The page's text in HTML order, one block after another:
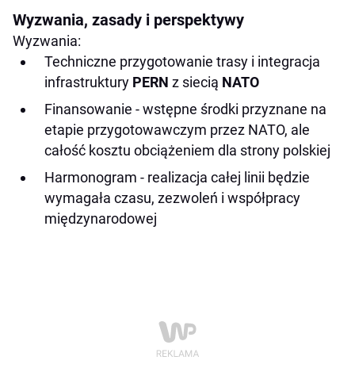
Wyzwania, zasady i perspektywy
Wyzwania:
Techniczne przygotowanie trasy i integracja
infrastruktury PERN z siecią NATO
Finansowanie - wstępne środki przyznane na
etapie przygotowawczym przez NATO, ale
całość kosztu obciążeniem dla strony polskiej
Harmonogram - realizacja całej linii będzie
wymagała czasu, zezwoleń i współpracy
międzynarodowej